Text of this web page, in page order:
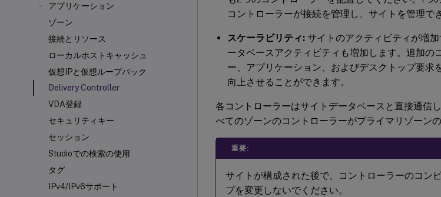
アプリケーション
ゾーン
接続とリソース
ローカルホストキャッシュ
仮想IPと仮想ループバック
Delivery Controller
VDA登録
セキュリティキー
セッション
Studioでの検索の使用
タグ
IPv4/IPv6サポート
コントローラーが接続を管理し、サイトを管理で
スケーラビリティ: サイトのアクティビティが増
ータベースアクティビティも増加します。追加の
ー、アプリケーション、およびデスクトップ要求
向上させることができます。
各コントローラーはサイトデータベースと直接通信
べてのゾーンのコントローラーがプライマリゾーン
重要:
サイトが構成された後で、コントローラーのコン
プを変更しないでください。